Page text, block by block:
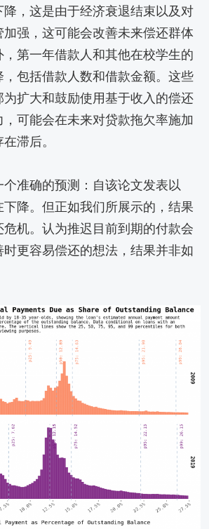
，这是由于经济衰退结束以及对
强，这可能会改善未来偿还群体
第一年借款人和其他在校学生的
包括借款人数和借款金额。这些
扩大和鼓励使用基于收入的偿还
可能会在未来对贷款拖欠率施加
滞后。
准确的预测：自该论文发表以
降。但正如我们所展示的，结果
机。认为推迟目前到期的付款会
更容易偿还的想法，结果并非如